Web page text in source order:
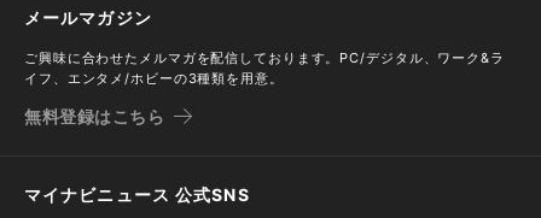
メールマガジン
ご興味に合わせたメルマガを配信しております。PC/デジタル、ワーク&ラ
イフ、エンタメ/ホビーの3種類を用意。
無料登録はこちら
マイナビニュース 公式SNS